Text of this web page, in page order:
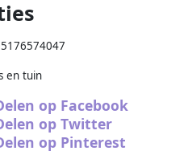
en tuin